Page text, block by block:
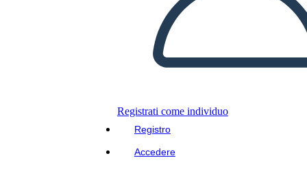
Registrati come individuo
Registro
Accedere